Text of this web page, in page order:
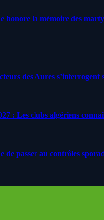
la mémoire des
des Aures
: Les clubs algériens
de passer au contrôles